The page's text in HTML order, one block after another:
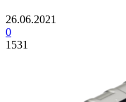
26.06.2021
0
1531